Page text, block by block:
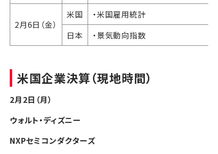
2月6日（金）
米国
・米国雇用統計
日本
・景気動向指数
米国企業決算（現地時間）
2月2日（月）
ウォルト・ディズニー
NXPセミコンダクターズ